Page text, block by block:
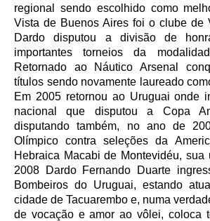
regional sendo escolhido como
Vista de Buenos Aires foi o clube de
Dardo disputou a divisão de
importantes torneios da
Retornado ao Náutico Arsenal
títulos sendo novamente laureado
Em 2005 retornou ao Uruguai onde
nacional que disputou a Copa
disputando também, no ano de
Olímpico contra seleções da
Hebraica Macabi de Montevidéu, sua
2008 Dardo Fernando Duarte
Bombeiros do Uruguai, estando
cidade de Tacuarembo e, numa
de vocação e amor ao vôlei, coloca